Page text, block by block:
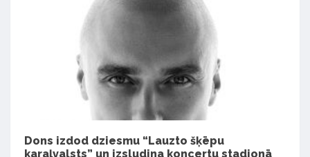
Dons izdod dziesmu “Lauzto šķēpu
karaļvalsts” un izsludina koncertu stadionā